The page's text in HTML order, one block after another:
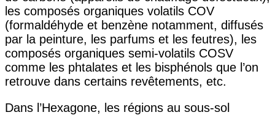
les composés organiques volatils COV
(formaldéhyde et benzène notamment, diffusés
par la peinture, les parfums et les feutres), les
composés organiques semi-volatils COSV
comme les phtalates et les bisphénols que l’on
retrouve dans certains revêtements, etc.
Dans l’Hexagone, les régions au sous-sol